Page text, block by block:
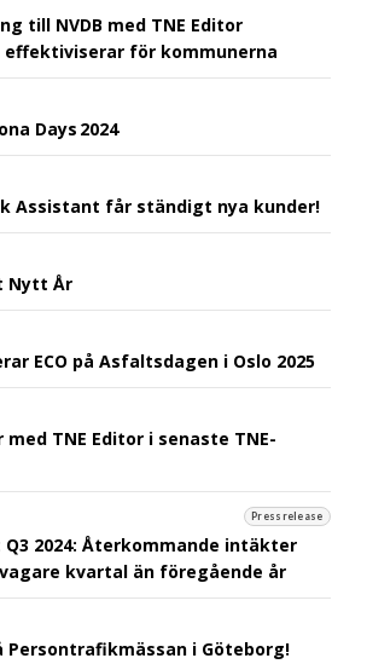
till NVDB med TNE Editor
för kommunerna
Days 2024
Assistant får ständigt nya kunder!
Nytt År
ECO på Asfaltsdagen i Oslo 2025
TNE Editor i senaste TNE-
Pressrelease
2024: Återkommande intäkter
kvartal än föregående år
Persontrafikmässan i Göteborg!